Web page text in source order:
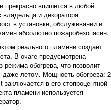
прекрасно впишется в любой
владельца и декоратора
в установке, обслуживании и
абсолютно пожаробезопасен.
реального пламени создает
В очаге предусмотрена
обогрева, что позволит
летом. Мощность обогрева: 2
в его стопроцентной
пламени используется